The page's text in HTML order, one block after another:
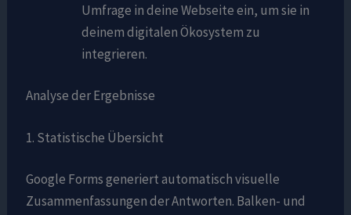
Umfrage in deine Webseite ein, um sie in
deinem digitalen Ökosystem zu
integrieren.
Analyse der Ergebnisse
1. Statistische Übersicht
Google Forms generiert automatisch visuelle
Zusammenfassungen der Antworten. Balken- und